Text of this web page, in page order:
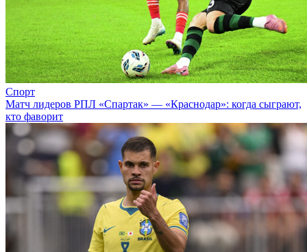
Спорт
Матч лидеров РПЛ «Спартак» — «Краснодар»: когда сыграют,
кто фаворит